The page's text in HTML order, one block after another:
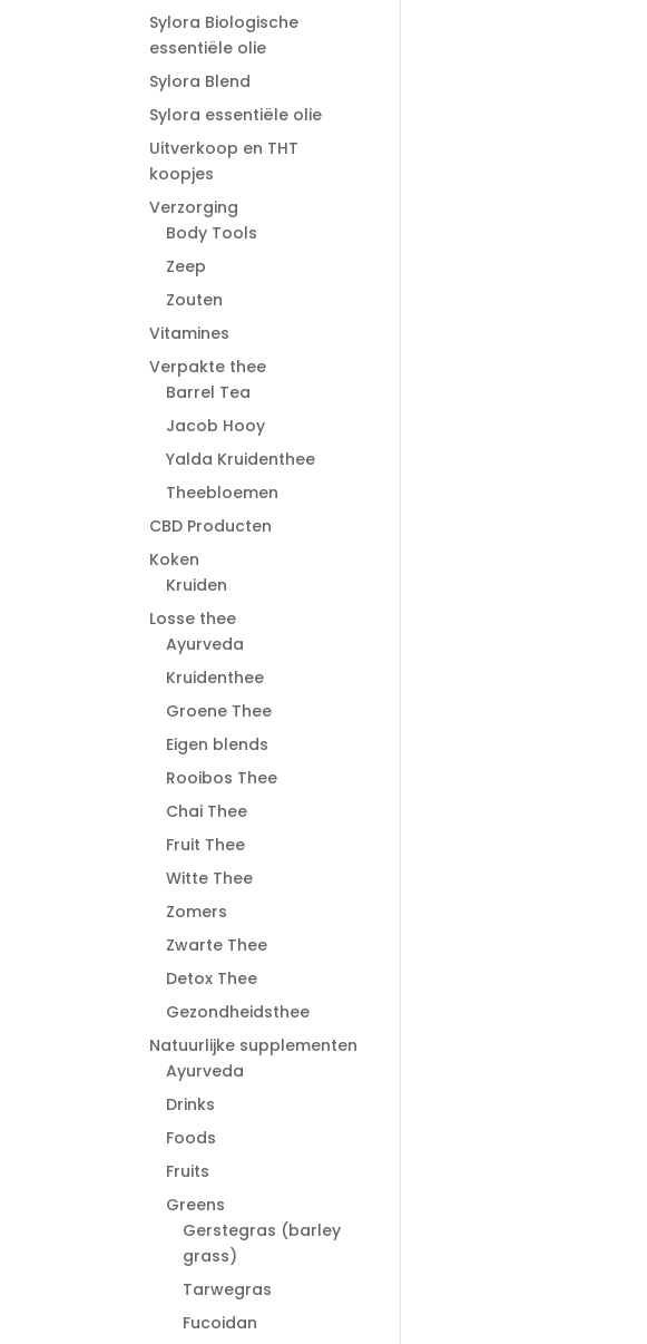
Sylora Biologische
essentiële olie
Sylora Blend
Sylora essentiële olie
Uitverkoop en THT
koopjes
Verzorging
Body Tools
Zeep
Zouten
Vitamines
Verpakte thee
Barrel Tea
Jacob Hooy
Yalda Kruidenthee
Theebloemen
CBD Producten
Koken
Kruiden
Losse thee
Ayurveda
Kruidenthee
Groene Thee
Eigen blends
Rooibos Thee
Chai Thee
Fruit Thee
Witte Thee
Zomers
Zwarte Thee
Detox Thee
Gezondheidsthee
Natuurlijke supplementen
Ayurveda
Drinks
Foods
Fruits
Greens
Gerstegras (barley
grass)
Tarwegras
Fucoidan